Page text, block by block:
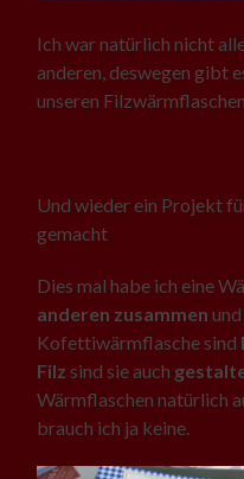
Ich war natürlich nicht
anderen, deswegen gibt
unseren Filzwärmflaschen
Und wieder ein Projekt
gemacht
Dies mal habe ich eine
anderen zusammen
Kofettiwärmflasche sind
Filz sind sie auch
Wärmflaschen natürlich
brauch ich ja keine.